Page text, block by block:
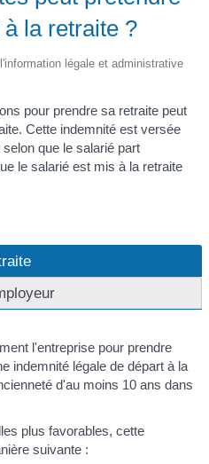
la retraite ?
légale et administrative
pour prendre sa retraite peut
Cette indemnité est versée
que le salarié part
le salarié est mis à la retraite
l'entreprise pour prendre
indemnité légale de départ à la
d'au moins 10 ans dans
plus favorables, cette
suivante :